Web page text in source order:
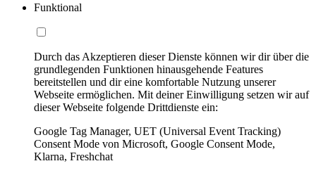
Funktional
Durch das Akzeptieren dieser Dienste können wir dir über die
grundlegenden Funktionen hinausgehende Features
bereitstellen und dir eine komfortable Nutzung unserer
Webseite ermöglichen. Mit deiner Einwilligung setzen wir auf
dieser Webseite folgende Drittdienste ein:
Google Tag Manager, UET (Universal Event Tracking)
Consent Mode von Microsoft, Google Consent Mode,
Klarna, Freshchat